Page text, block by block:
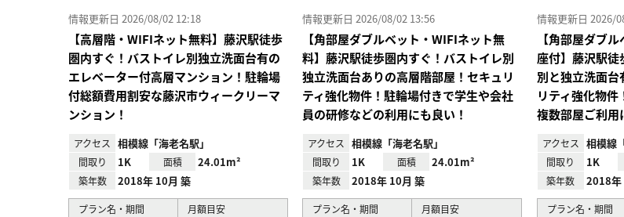
情報更新日 2026/08/02 12:18
【高層階・WIFIネット無料】藤沢駅徒歩
圏内すぐ！バストイレ別独立洗面台有の
エレベーター付高層マンション！駐輪場
付総額費用割安な藤沢市ウィークリーマ
ンション！
アクセス 相模線「海老名駅」
間取り 1K 面積 24.01m²
築年数 2018年 10月 築
プラン名・期間 月額目安
情報更新日 2026/08/02 13:56
【角部屋ダブルベット・WIFIネット無
料】藤沢駅徒歩圏内すぐ！バストイレ別
独立洗面台ありの高層階部屋！セキュリ
ティ強化物件！駐輪場付きで学生や会社
員の研修などの利用にも良い！
アクセス 相模線「海老名駅」
間取り 1K 面積 24.01m²
築年数 2018年 10月 築
プラン名・期間 月額目安
情報更新日 2026/
【角部屋ダブ
座付】藤沢駅
別と独立洗面台
リティ強化物
複数部屋ご利用
アクセス 相模線
間取り 1K
築年数 2018年
プラン名・期間